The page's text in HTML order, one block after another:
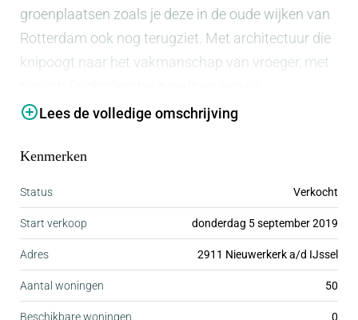
groenplaatsen zoals je deze in de oude wijken van
Rotterdam ook nog terugziet. Met architectuur die
knipoogt naar het vakmanschap van vroeger, met
afwerkingsniveau. De royale woonbeleving van
van Nieuwerkerk aan den IJssel.
EEN NIEUW THUIS
IN ESSE ZOOM
De kleine woonbuurten, met Praal als nieuwste,
worden met een grote verscheidenheid aan
Lees de volledige omschrijving
Kenmerken
Status Verkocht
Start verkoop donderdag 5 september 2019
Adres 2911 Nieuwerkerk a/d IJssel
Aantal woningen 50
Beschikbare woningen 0